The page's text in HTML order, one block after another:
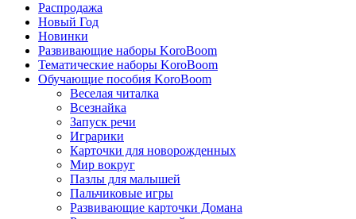
Распродажа
Новый Год
Новинки
Развивающие наборы KoroBoom
Тематические наборы KoroBoom
Обучающие пособия KoroBoom
Веселая читалка
Всезнайка
Запуск речи
Играрики
Карточки для новорожденных
Мир вокруг
Пазлы для малышей
Пальчиковые игры
Развивающие карточки Домана